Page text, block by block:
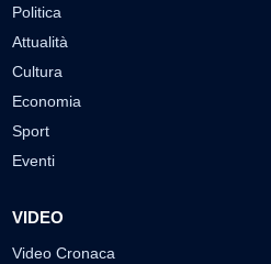
Politica
Attualità
Cultura
Economia
Sport
Eventi
VIDEO
Video Cronaca